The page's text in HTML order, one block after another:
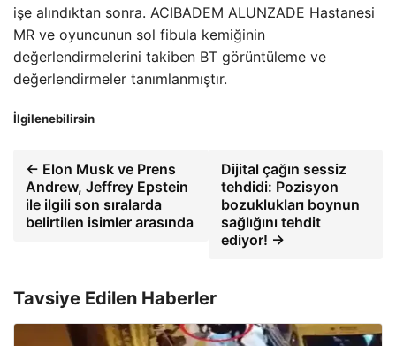
işe alındıktan sonra. ACIBADEM ALUNZADE Hastanesi
MR ve oyuncunun sol fibula kemiğinin
değerlendirmelerini takiben BT görüntüleme ve
değerlendirmeler tanımlanmıştır.
İlgilenebilirsin
← Elon Musk ve Prens
Andrew, Jeffrey Epstein
ile ilgili son sıralarda
belirtilen isimler arasında
Dijital çağın sessiz
tehdidi: Pozisyon
bozuklukları boynun
sağlığını tehdit
ediyor! →
Tavsiye Edilen Haberler